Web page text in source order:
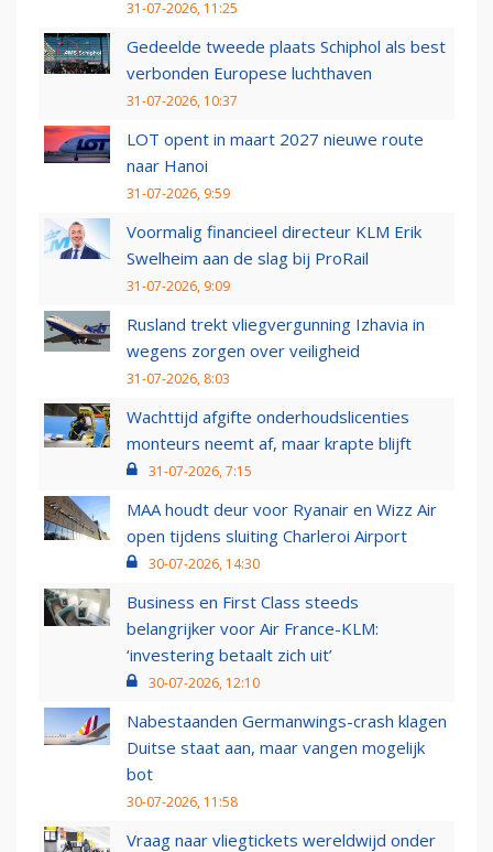
31-07-2026, 11:25
Gedeelde tweede plaats Schiphol als best
verbonden Europese luchthaven
31-07-2026, 10:37
LOT opent in maart 2027 nieuwe route
naar Hanoi
31-07-2026, 9:59
Voormalig financieel directeur KLM Erik
Swelheim aan de slag bij ProRail
31-07-2026, 9:09
Rusland trekt vliegvergunning Izhavia in
wegens zorgen over veiligheid
31-07-2026, 8:03
Wachttijd afgifte onderhoudslicenties
monteurs neemt af, maar krapte blijft
31-07-2026, 7:15
MAA houdt deur voor Ryanair en Wizz Air
open tijdens sluiting Charleroi Airport
30-07-2026, 14:30
Business en First Class steeds
belangrijker voor Air France-KLM:
‘investering betaalt zich uit’
30-07-2026, 12:10
Nabestaanden Germanwings-crash klagen
Duitse staat aan, maar vangen mogelijk
bot
30-07-2026, 11:58
Vraag naar vliegtickets wereldwijd onder